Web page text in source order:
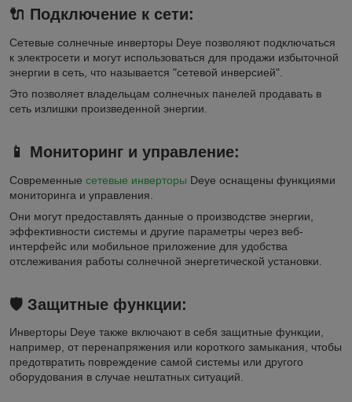
🔌 Подключение к сети:
Сетевые солнечные инверторы Deye позволяют подключаться
к электросети и могут использоваться для продажи избыточной
энергии в сеть, что называется "сетевой инверсией".
Это позволяет владельцам солнечных панелей продавать в
сеть излишки произведенной энергии.
📱 Мониторинг и управление:
Современные сетевые инверторы Deye оснащены функциями
мониторинга и управления.
Они могут предоставлять данные о производстве энергии,
эффективности системы и другие параметры через веб-
интерфейс или мобильное приложение для удобства
отслеживания работы солнечной энергетической установки.
🛡️ Защитные функции:
Инверторы Deye также включают в себя защитные функции,
например, от перенапряжения или короткого замыкания, чтобы
предотвратить повреждение самой системы или другого
оборудования в случае нештатных ситуаций.